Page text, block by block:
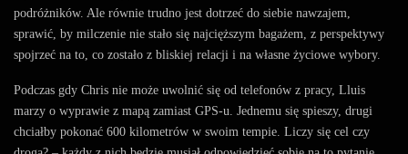
podróżników. Ale równie trudno jest dotrzeć do siebie nawzajem,
sprawić, by milczenie nie stało się najcięższym bagażem, z perspektywy
spojrzeć na to, co zostało z bliskiej relacji i na własne życiowe wybory.
Podczas gdy Chris nie może uwolnić się od telefonów z pracy, Lluis
marzy o wyprawie z mapą zamiast GPS-u. Jednemu się spieszy, drugi
chciałby pokonać 600 kilometrów w swoim tempie. Liczy się cel czy